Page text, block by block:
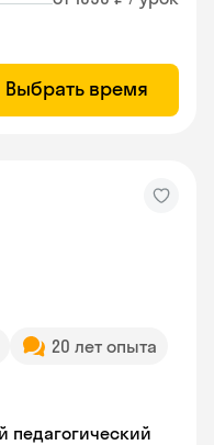
Выбрать время
20 лет опыта
педагогический